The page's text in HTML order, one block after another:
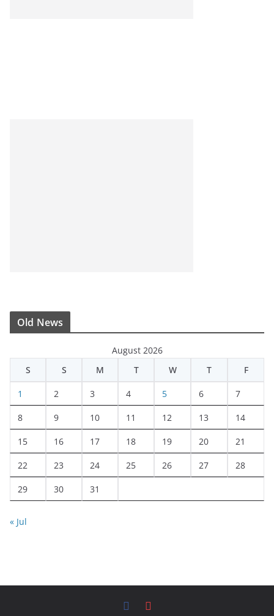
Old News
August 2026
S
S M T W T F
1 2 3 4 5 6 7
8 9 10 11 12 13 14
15 16 17 18 19 20 21
22 23 24 25 26 27 28
29 30 31
« Jul